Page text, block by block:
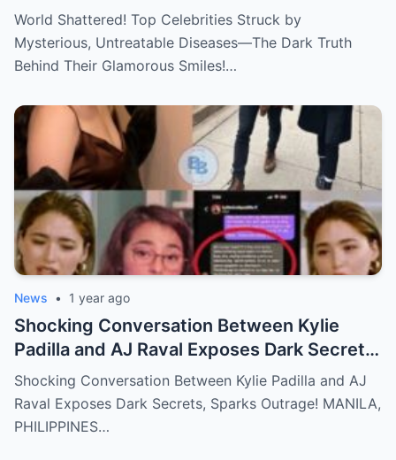
Dark Truth Behind Their Glamorous Smiles!
World Shattered! Top Celebrities Struck by
Mysterious, Untreatable Diseases—The Dark Truth
Behind Their Glamorous Smiles!…
News • 1 year ago
Shocking Conversation Between Kylie
Padilla and AJ Raval Exposes Dark Secrets,
Sparks Outrage!
Shocking Conversation Between Kylie Padilla and AJ
Raval Exposes Dark Secrets, Sparks Outrage! MANILA,
PHILIPPINES…